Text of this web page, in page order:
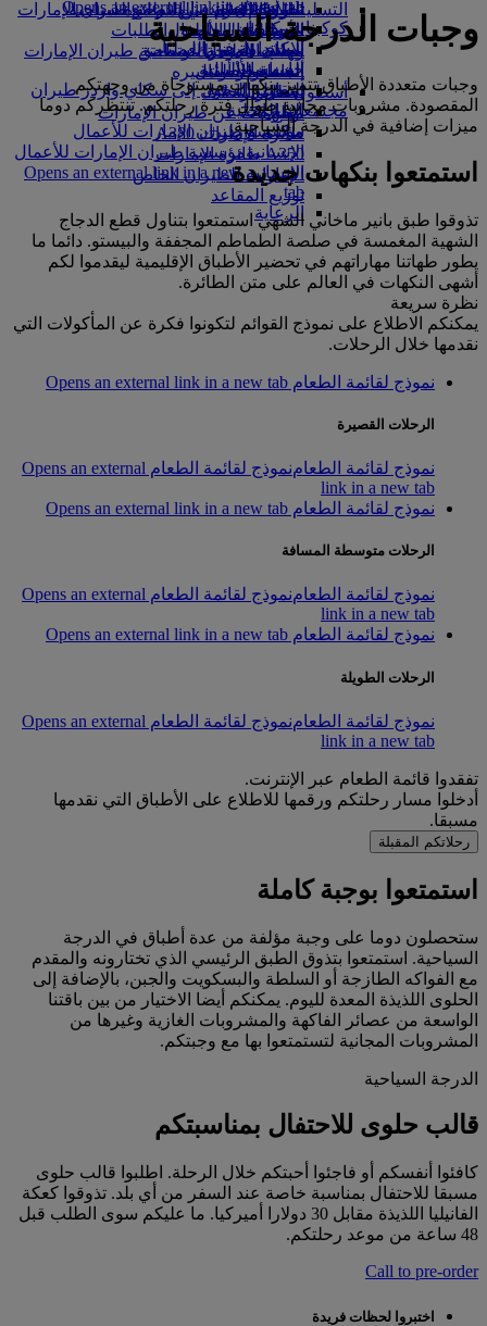
تناول الطعام في الدرجة السياحية
الممتازة
وجبات الدرجة السياحية
المشروبات
أسطول طائراتنا
بوينج 777
طائرة الإمارات A380
A350 طائرة الإمارات
الإمارات للطيران الخاص
توزيع المقاعد
السوق الحرة
متجرنا الرسمي
التسلية للأطفال
الترفيه عن الأطفال
ألعاب الأطفال
أنشطة للأطفال
in a new tab
كوكبنا
الاستدامة في العمليات
السياسة البيئية
التقارير البيئية
مجتمعاتنا المحلية
مؤسسة طيران الإمارات للأعمال
الإنسانيةمؤسسة طيران الإمارات للأعمال
الإنسانية Opens an external link in a new
tab
الرعاية
Opens an external link in a new tab
شركاؤنا
سكاي واردز رايل
حاسبة الأميال
تسجيل الدخول إلى سكاي واردز طيران
الإمارات
سكاي واردز+
السفر لأصحاب الهمم مع طيران الإمارات
المساعدة الخاصة والطلبات
تجربتكم على متن الطائرة
الأدوات والموارد
الهاتف المتحرك وتطبيق طيران الإمارات
إلغاء حجز أو تغييره
تعطل الرحلات
معلومات عن طيران الإمارات
وجبات الدرجة السياحية
وجبات متعددة الأطباق تتميز بنكهات مستوحاة من وجهتكم
المقصودة. مشروبات مجانية طوال فترة رحلتكم. تنتظركم دوما
ميزات إضافية في الدرجة السياحية.
استمتعوا بنكهات جديدة
تذوقوا طبق بانير ماخاني الشهي استمتعوا بتناول قطع الدجاج
الشهية المغمسة في صلصة الطماطم المجففة والبيستو. دائما ما
يطور طهاتنا مهاراتهم في تحضير الأطباق الإقليمية ليقدموا لكم
أشهى النكهات في العالم على متن الطائرة.
نظرة سريعة
يمكنكم الاطلاع على نموذج القوائم لتكونوا فكرة عن المأكولات التي
نقدمها خلال الرحلات.
نموذج لقائمة الطعام Opens an external link in a new tab
الرحلات القصيرة
نموذج لقائمة الطعام
نموذج لقائمة الطعام Opens an external
link in a new tab
نموذج لقائمة الطعام Opens an external link in a new tab
الرحلات متوسطة المسافة
نموذج لقائمة الطعام
نموذج لقائمة الطعام Opens an external
link in a new tab
نموذج لقائمة الطعام Opens an external link in a new tab
الرحلات الطويلة
نموذج لقائمة الطعام
نموذج لقائمة الطعام Opens an external
link in a new tab
تفقدوا قائمة الطعام عبر الإنترنت.
أدخلوا مسار رحلتكم ورقمها للاطلاع على الأطباق التي نقدمها
مسبقا.
رحلاتكم المقبلة
استمتعوا بوجبة كاملة
ستحصلون دوما على وجبة مؤلفة من عدة أطباق في الدرجة
السياحية. استمتعوا بتذوق الطبق الرئيسي الذي تختارونه والمقدم
مع الفواكه الطازجة أو السلطة والبسكويت والجبن، بالإضافة إلى
الحلوى اللذيذة المعدة لليوم. يمكنكم أيضا الاختيار من بين باقتنا
الواسعة من عصائر الفاكهة والمشروبات الغازية وغيرها من
المشروبات المجانية لتستمتعوا بها مع وجبتكم.
الدرجة السياحية
قالب حلوى للاحتفال بمناسبتكم
كافئوا أنفسكم أو فاجئوا أحبتكم خلال الرحلة. اطلبوا قالب حلوى
مسبقا للاحتفال بمناسبة خاصة عند السفر من أي بلد. تذوقوا كعكة
الفانيليا اللذيذة مقابل 30 دولارا أميركيا. ما عليكم سوى الطلب قبل
48 ساعة من موعد رحلتكم.
Call to pre-order
اختبروا لحظات فريدة